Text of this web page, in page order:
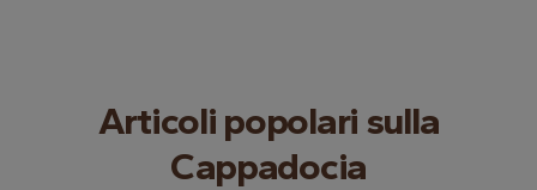
Articoli popolari sulla
Cappadocia